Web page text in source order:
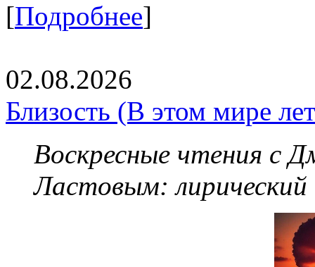
[Подробнее]
02.08.2026
Близость (В этом мире
Воскресные чтения с
Ластовым: